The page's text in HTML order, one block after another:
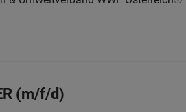
(m/f/d)